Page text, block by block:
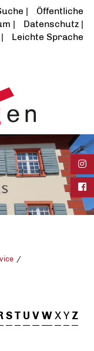
Öffentliche
Datenschutz
Leichte Sprache
ST U VWXYZ